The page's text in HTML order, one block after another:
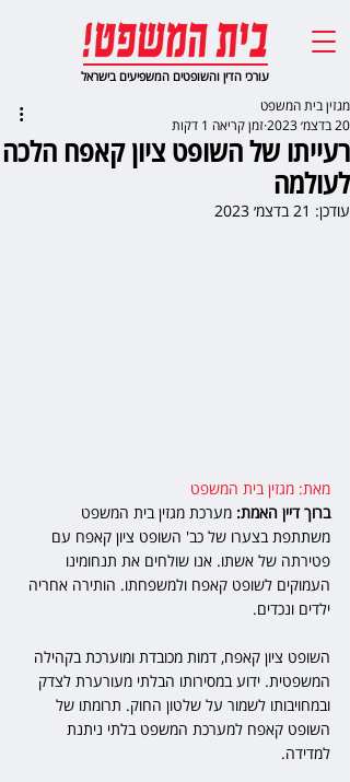
עורכי הדין והשופטים המשפיעים בישראל
רעייתו של השופט ציון קאפח הלכה
לעולמה
מגזין בית המשפט
20 בדצמ׳ 2023
זמן קריאה 1 דקות
עודכן: 21 בדצמ׳ 2023
מאת: מגזין בית המשפט
ברוך דיין האמת: מערכת מגזין בית המשפט
משתתפת בצערו של כב' השופט ציון קאפח עם
פטירתה של אשתו. אנו שולחים את תנחומינו
העמוקים לשופט קאפח ולמשפחתו. הותירה אחריה
ילדים ונכדים.
השופט ציון קאפח, דמות מכובדת ומוערכת בקהילה
המשפטית. ידוע במסירותו הבלתי מעורערת לצדק
ובמחויבותו לשמור על שלטון החוק. תרומתו של
השופט קאפח למערכת המשפט בלתי ניתנת
למדידה.